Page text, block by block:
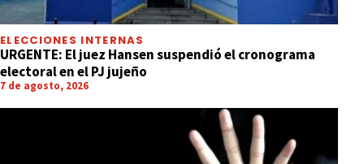
ELECCIONES INTERNAS
URGENTE: El juez Hansen suspendió el cronograma
electoral en el PJ jujeño
7 de agosto, 2026